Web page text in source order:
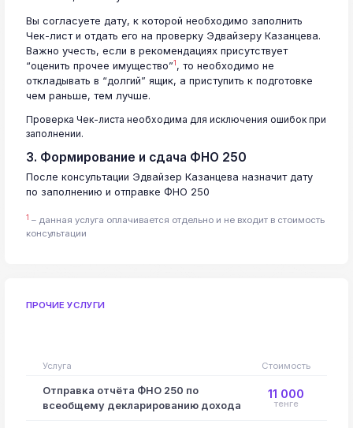
Вы согласуете дату, к которой необходимо заполнить
Чек-лист и отдать его на проверку Эдвайзеру Казанцева.
Важно учесть, если в рекомендациях присутствует
“оценить прочее имущество”1, то необходимо не
откладывать в “долгий” ящик, а приступить к подготовке
чем раньше, тем лучше.
Проверка Чек-листа необходима для исключения ошибок при
заполнении.
3. Формирование и сдача ФНО 250
После консультации Эдвайзер Казанцева назначит дату
по заполнению и отправке ФНО 250
1 – данная услуга оплачивается отдельно и не входит в стоимость
консультации
ПРОЧИЕ УСЛУГИ
Услуга Стоимость
Отправка отчёта ФНО 250 по
всеобщему декларированию дохода
11 000
тенге